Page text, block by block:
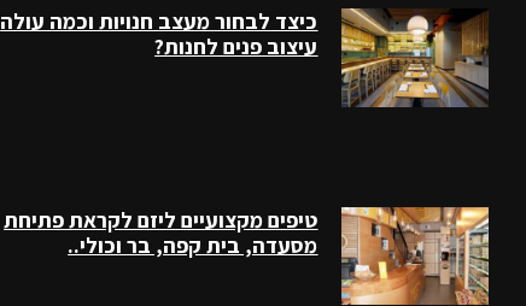
כיצד לבחור מעצב חנויות וכמה עולה
עיצוב פנים לחנות?
טיפים מקצועיים ליזם לקראת פתיחת
מסעדה, בית קפה, בר וכולי..